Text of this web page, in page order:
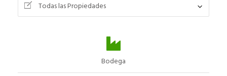
Todas las Propiedades
Bodega